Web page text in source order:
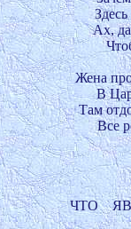
Ах,
Жена
В
Там
Все
ЧТО